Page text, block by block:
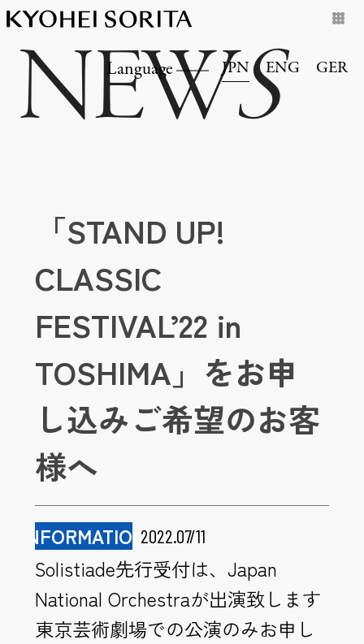
Language JPN ENG GER
NEWS
「STAND UP!
CLASSIC
FESTIVAL’22 in
TOSHIMA」をお申
し込みご希望のお客
様へ
INFORMATION2022.07/11
Solistiade先行受付は、Japan
National Orchestraが出演致します
東京芸術劇場での公演のみお申 し